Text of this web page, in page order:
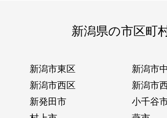
新潟県の市区町
新潟市東区 新潟市
新潟市西区 新潟市
新発田市 小千谷